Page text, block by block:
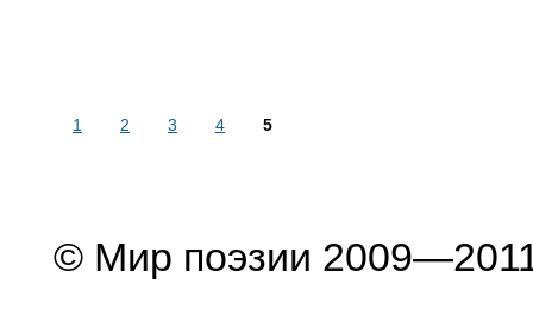
1 2 3 4 5
© Мир поэзии